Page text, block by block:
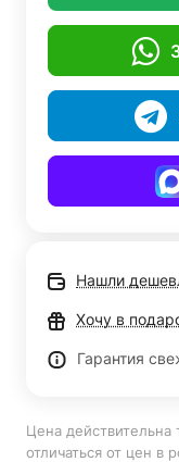
Нашли
Хочу в
Гарантия
Цена
отличаться от цен в